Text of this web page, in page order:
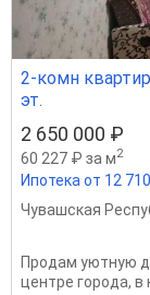
2-комн
эт.
2 650 000 ₽
60 227 ₽ за м2
Ипотека от 12
Чувашская
Продам уютную
центре города, в